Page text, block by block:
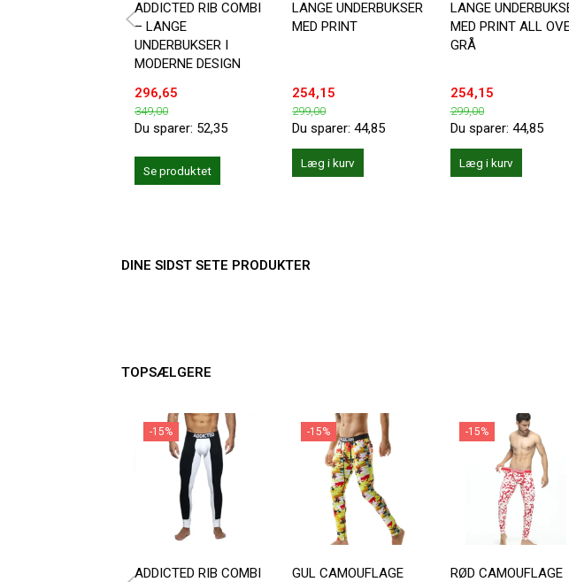
ADDICTED RIB COMBI
– LANGE
UNDERBUKSER I
MODERNE DESIGN
296,65
349,00
Du sparer: 52,35
Se produktet
LANGE UNDERBUKSER
MED PRINT
254,15
299,00
Du sparer:44,85
Læg i kurv
LANGE
MED PRINT ALL
GRÅ
254,15
299,00
Du sparer: 44,85
Læg i kurv
DINE SIDST SETE PRODUKTER
TOPSÆLGERE
-15%
ADDICTED RIB COMBI
-15%
GUL CAMOUFLAGE
-15%
RØD CAMOUFLAGE